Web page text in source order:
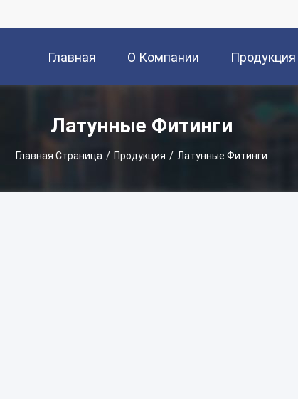
Главная
Страница
О Компании Продукция
Латунные Фитинги
Главная Страница / Продукция / Латунные Фитинги